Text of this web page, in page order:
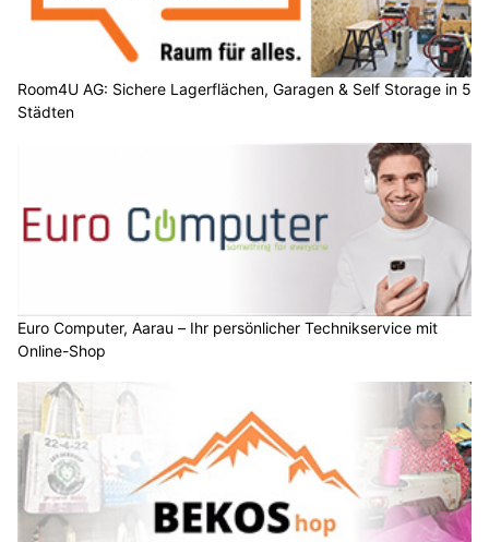
Room4U AG: Sichere Lagerflächen, Garagen & Self Storage in 5
Städten
Euro Computer, Aarau – Ihr persönlicher Technikservice mit
Online-Shop